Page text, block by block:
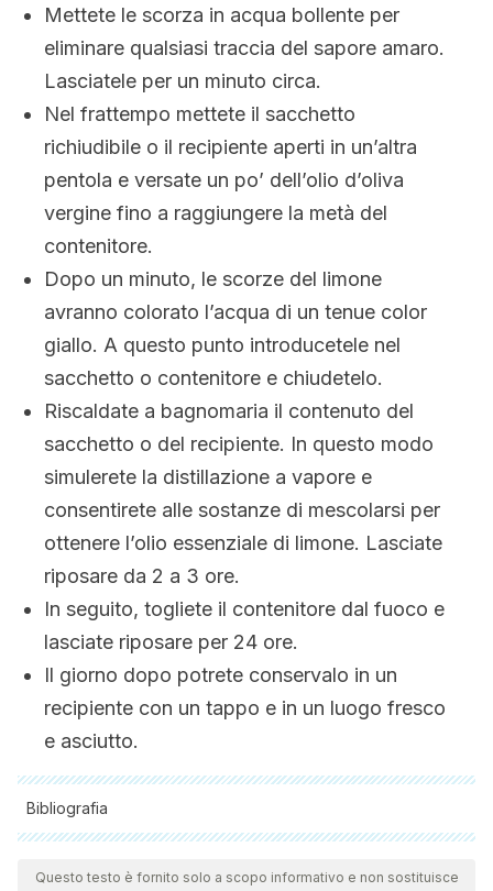
Mettete le scorza in acqua bollente per
eliminare qualsiasi traccia del sapore amaro.
Lasciatele per un minuto circa.
Nel frattempo mettete il sacchetto
richiudibile o il recipiente aperti in un’altra
pentola e versate un po’ dell’olio d’oliva
vergine fino a raggiungere la metà del
contenitore.
Dopo un minuto, le scorze del limone
avranno colorato l’acqua di un tenue color
giallo. A questo punto introducetele nel
sacchetto o contenitore e chiudetelo.
Riscaldate a bagnomaria il contenuto del
sacchetto o del recipiente. In questo modo
simulerete la distillazione a vapore e
consentirete alle sostanze di mescolarsi per
ottenere l’olio essenziale di limone. Lasciate
riposare da 2 a 3 ore.
In seguito, togliete il contenitore dal fuoco e
lasciate riposare per 24 ore.
Il giorno dopo potrete conservalo in un
recipiente con un tappo e in un luogo fresco
e asciutto.
Bibliografia
Tutte le fonti citate sono state esaminate a fondo dal nostro
team per garantirne la qualità, l'affidabilità, l'attualità e la
Questo testo è fornito solo a scopo informativo e non sostituisce